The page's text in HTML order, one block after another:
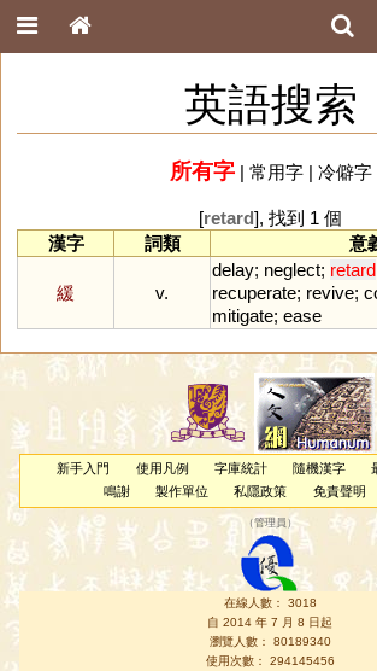
英語搜索
所有字| 常用字| 冷僻字
[retard], 找到 1 個
漢字
詞類 意
緩 v.
delay; neglect; retard
recuperate; revive;
mitigate; ease
新手入門 使用凡例 字庫統計 隨機漢字
鳴謝
製作單位 私隱政策 免責聲明
（管理員 ）
在線人數： 3018
自 2014 年 7 月 8 日起
瀏覽人數： 80189340
使用次數： 294145456